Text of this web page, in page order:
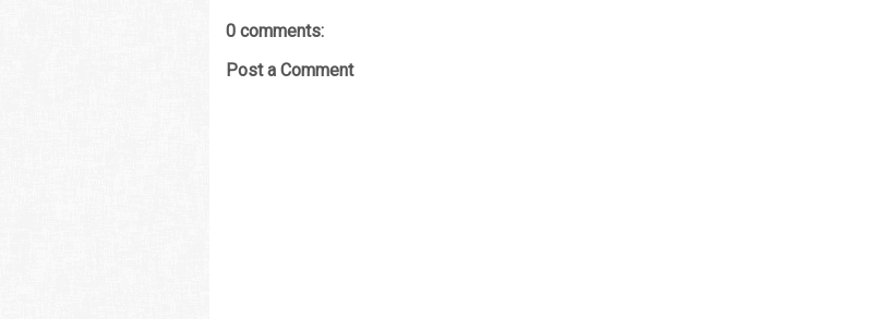
0 comments:
Post a Comment